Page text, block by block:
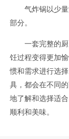
气炸锅以少
部分。
一套完整的
饪过程变得更加
惯和需求进行选
具，都会在不同
地了解和选择适
顺利和美味。